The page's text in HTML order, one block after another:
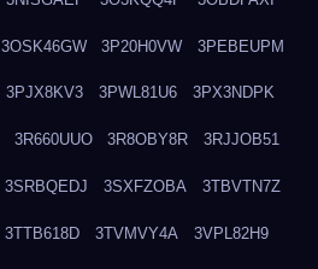
3OSK46GW 3P20H0VW 3PEBEUPM
3PJX8KV3 3PWL81U6 3PX3NDPK
3R660UUO 3R8OBY8R 3RJJOB51
3SRBQEDJ 3SXFZOBA 3TBVTN7Z
3TTB618D 3TVMVY4A 3VPL82H9